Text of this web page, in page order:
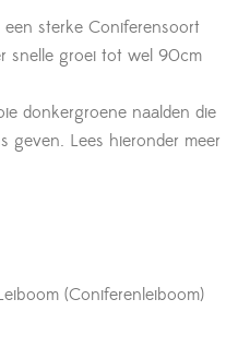
sterke Coniferensoort
snelle groei tot wel 90cm
donkergroene naalden die
geven. Lees hieronder meer
(Coniferenleiboom)